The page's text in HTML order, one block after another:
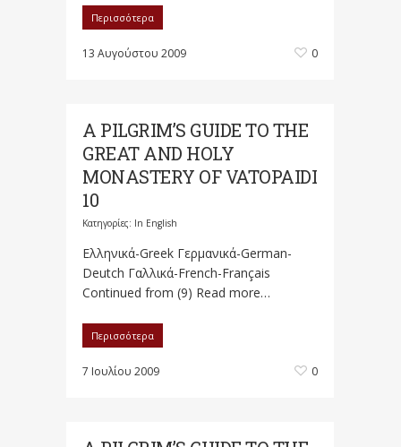
Περισσότερα
13 Αυγούστου 2009 0
A PILGRIM’S GUIDE TO THE
GREAT AND HOLY
MONASTERY OF VATOPAIDI
10
Κατηγορίες: In English
Ελληνικά-Greek Γερμανικά-German-
Deutch Γαλλικά-French-Français
Continued from (9) Read more…
Περισσότερα
7 Ιουλίου 2009 0